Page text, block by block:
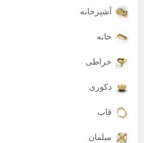
آشپزخانه
خانه
خراطی
دکوری
قاب
مبلمان